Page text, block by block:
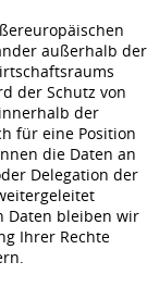
außerhalb der
der Schutz von
der
für eine Position
die Daten an
Delegation der
Daten bleiben wir
Ihrer Rechte